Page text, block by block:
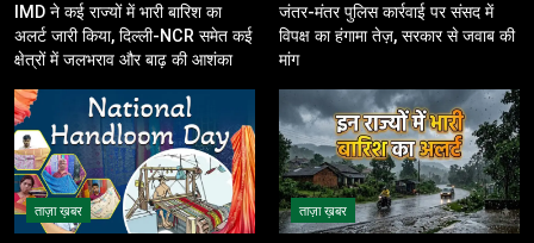
IMD ने कई राज्यों में भारी बारिश का
अलर्ट जारी किया, दिल्ली-NCR समेत कई
क्षेत्रों में जलभराव और बाढ़ की आशंका
जंतर-मंतर पुलिस कार्रवाई पर संसद में
विपक्ष का हंगामा तेज़, सरकार से जवाब की
मांग
ताज़ा ख़बर ताज़ा ख़बर